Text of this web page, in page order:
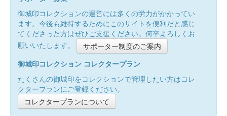
御城印コレクションの運営には多くの労力がかかってい
ます。今後も維持するためにこのサイトを便利だと感じ
てくださった方はぜひご支援ください。何卒よろしくお
願いいたします。
サポーター制度のご案内
御城印コレクション コレクタープラン
たくさんの御城印をコレクションで管理したい方はコレ
クタープランにご登録ください。
コレクタープランについて